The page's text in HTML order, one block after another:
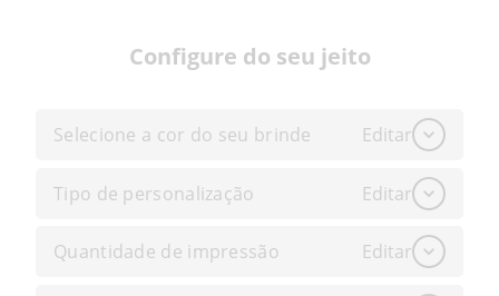
Configure do seu jeito
Selecione a cor do seu brinde Editar
Tipo de personalização Editar
Quantidade de impressão Editar